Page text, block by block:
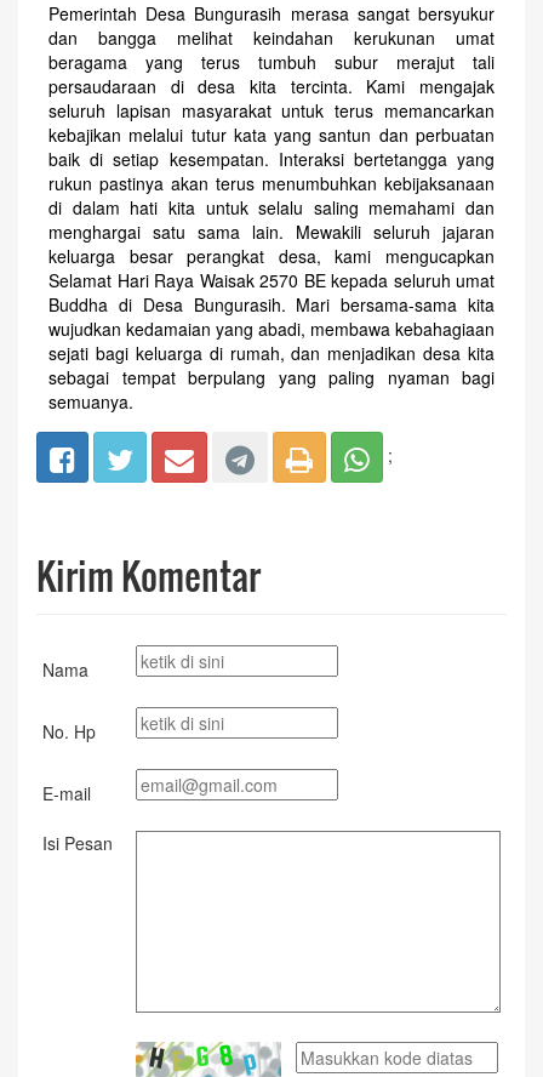
Pemerintah Desa Bungurasih merasa sangat bersyukur
dan bangga melihat keindahan kerukunan umat
beragama yang terus tumbuh subur merajut tali
persaudaraan di desa kita tercinta. Kami mengajak
seluruh lapisan masyarakat untuk terus memancarkan
kebajikan melalui tutur kata yang santun dan perbuatan
baik di setiap kesempatan. Interaksi bertetangga yang
rukun pastinya akan terus menumbuhkan kebijaksanaan
di dalam hati kita untuk selalu saling memahami dan
menghargai satu sama lain. Mewakili seluruh jajaran
keluarga besar perangkat desa, kami mengucapkan
Selamat Hari Raya Waisak 2570 BE kepada seluruh umat
Buddha di Desa Bungurasih. Mari bersama-sama kita
wujudkan kedamaian yang abadi, membawa kebahagiaan
sejati bagi keluarga di rumah, dan menjadikan desa kita
sebagai tempat berpulang yang paling nyaman bagi
semuanya.
;
Kirim Komentar
Nama
No. Hp
E-mail
Isi Pesan